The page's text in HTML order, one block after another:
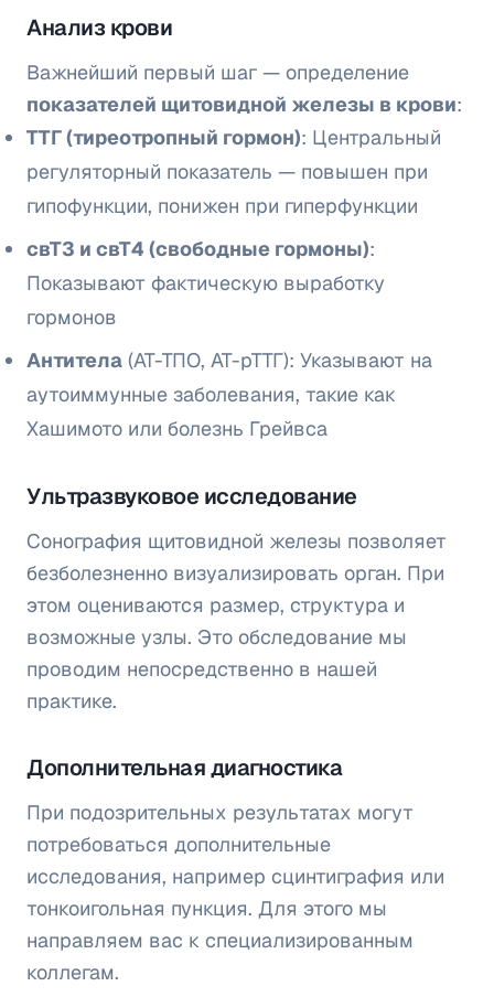
Анализ крови
Важнейший первый шаг — определение
показателей щитовидной железы в крови:
ТТГ (тиреотропный гормон): Центральный
регуляторный показатель — повышен при
гипофункции, понижен при гиперфункции
свТ3 и свТ4 (свободные гормоны):
Показывают фактическую выработку
гормонов
Антитела (АТ-ТПО, АТ-рТТГ): Указывают на
аутоиммунные заболевания, такие как
Хашимото или болезнь Грейвса
Ультразвуковое исследование
Сонография щитовидной железы позволяет
безболезненно визуализировать орган. При
этом оцениваются размер, структура и
возможные узлы. Это обследование мы
проводим непосредственно в нашей
практике.
Дополнительная диагностика
При подозрительных результатах могут
потребоваться дополнительные
исследования, например сцинтиграфия или
тонкоигольная пункция. Для этого мы
направляем вас к специализированным
коллегам.